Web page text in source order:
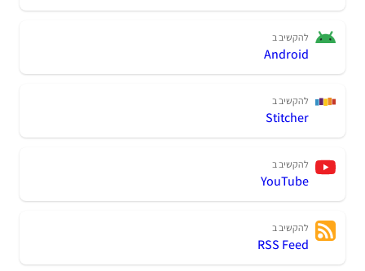
להקשיב ב
Android
להקשיב ב
Stitcher
להקשיב ב
YouTube
להקשיב ב
RSS Feed